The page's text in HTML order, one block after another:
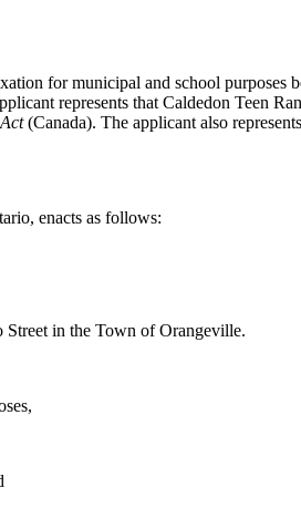
for municipal and school purposes
represents that Caldedon Teen
(Canada). The applicant also
enacts as follows:
in the Town of Orangeville.